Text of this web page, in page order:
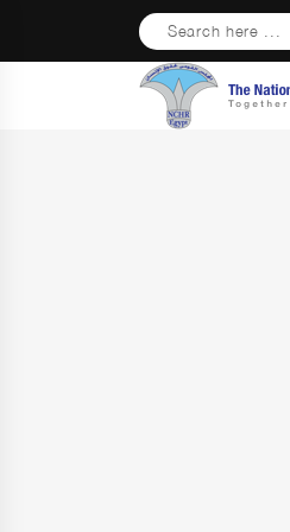
Search here ...